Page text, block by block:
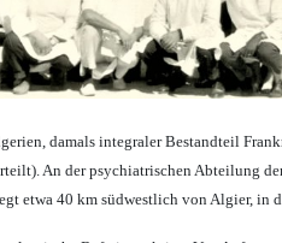
damals integraler Bestandteil
An der psychiatrischen Abteilung
etwa 40 km südwestlich von Algier, in